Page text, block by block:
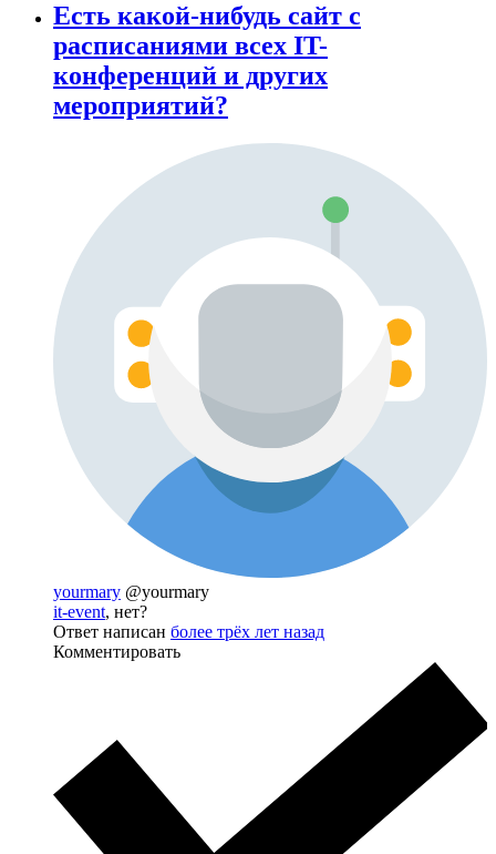
Есть какой-нибудь сайт с
расписаниями всех IT-
конференций и других
мероприятий?
yourmary @yourmary
it-event, нет?
Ответ написан более трёх лет назад
Комментировать